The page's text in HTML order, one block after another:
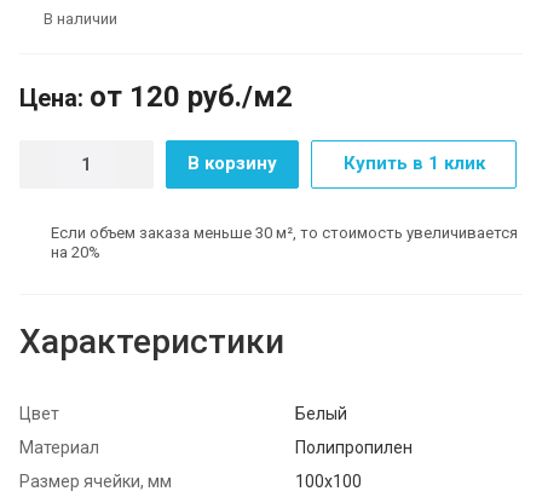
В наличии
Цена: от 120 руб./м2
В корзину Купить в 1 клик
Если объем заказа меньше 30 м², то стоимость увеличивается
на 20%
Характеристики
Цвет
Белый
Материал
Полипропилен
Размер ячейки, мм
100х100